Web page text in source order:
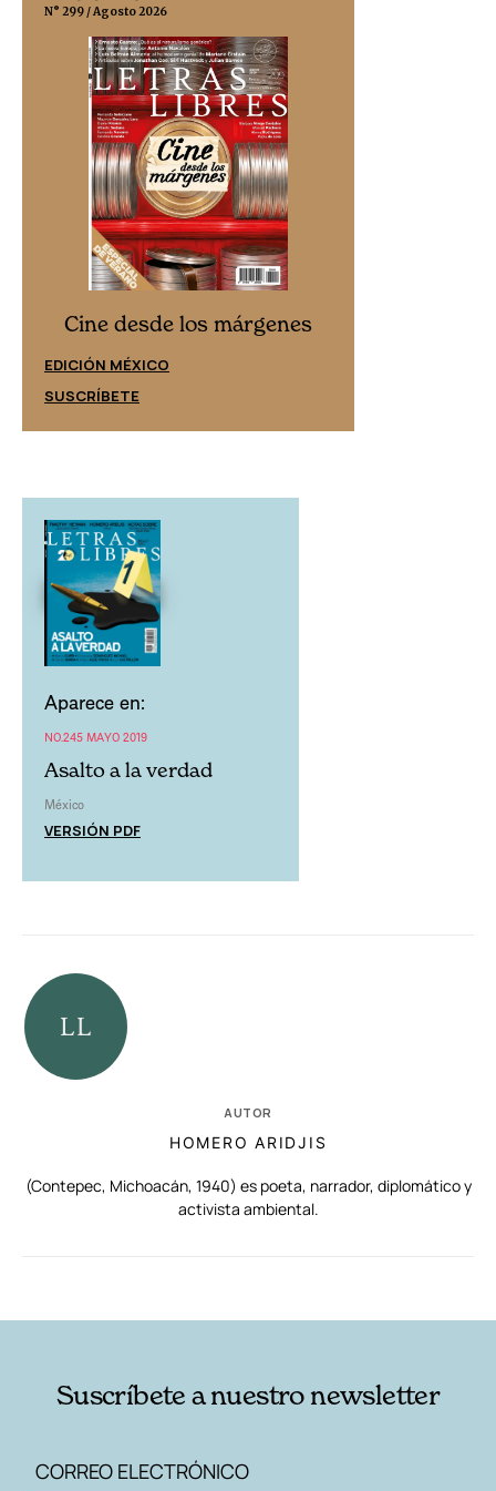
N° 299 / Agosto 2026
Cine desde los márgenes
EDICIÓN MÉXICO
SUSCRÍBETE
Aparece en:
NO.245 MAYO 2019
Asalto a la verdad
México
VERSIÓN PDF
AUTOR
HOMERO ARIDJIS
(Contepec, Michoacán, 1940) es poeta, narrador, diplomático y
activista ambiental.
Suscríbete a nuestro newsletter